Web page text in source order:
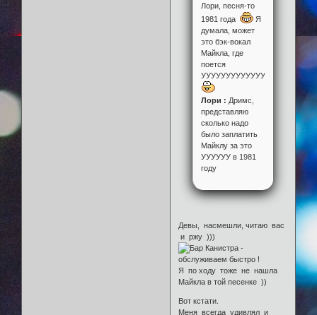
Лори, песня-то
1981 года
Я
думала, может
это бэк-вокал
Майкла, где
поется
Лори : Дримс,
представляю
сколько надо
было заплатить
Майклу за это
УУУУУУ в 1981
году
Девы, насмешли, читаю вас
и ржу )))
Я по ходу тоже не нашла
Майкла в той песенке ))
Вот кстати.
Меня всегда удивлял и